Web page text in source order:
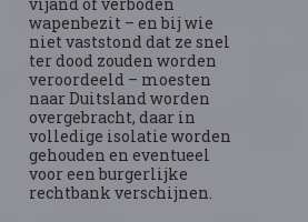
wapenbezit – en bij wie
niet vaststond dat ze snel
ter dood zouden worden
veroordeeld – moesten
naar Duitsland worden
overgebracht, daar in
volledige isolatie worden
gehouden en eventueel
voor een burgerlijke
rechtbank verschijnen.